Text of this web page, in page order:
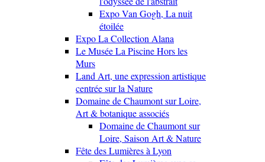
Expo Van Gogh, La nuit
étoilée
Expo La Collection Alana
Le Musée La Piscine Hors les
Murs
Land Art, une expression artistique
centrée sur la Nature
Domaine de Chaumont sur Loire,
Art & botanique associés
Domaine de Chaumont sur
Loire, Saison Art & Nature
Fête des Lumières à Lyon